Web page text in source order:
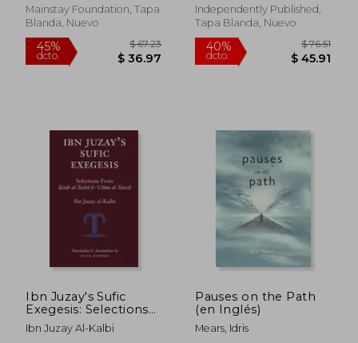
40%
dcto.
Moughania, Jalal
Mainstay Foundation, Tapa
Blanda, Nuevo
Shah, Shah Latif,
Bulleh Shah & Nur 'ali
Independently Published,
Tapa Blanda, Nuevo
Ibn Juzay's Sufic
Exegesis: Selections
from Kitab al-Tashil li-
Ulum al-Tanzil
Ibn Juzay Al-Kalbi
Pauses on the Path
(en Inglés)
Mears, Idris